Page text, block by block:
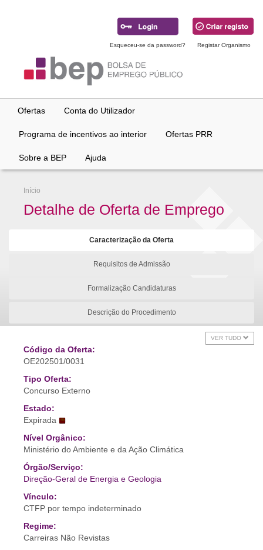
Esqueceu-se da password? Registar Organismo
Ofertas Conta do Utilizador
Programa de incentivos ao interior Ofertas PRR
Sobre a BEP Ajuda
Início
Detalhe de Oferta de Emprego
Caracterização da Oferta
Requisitos de Admissão
Formalização Candidaturas
Descrição do Procedimento
VER TUDO
Código da Oferta:
OE202501/0031
Tipo Oferta:
Concurso Externo
Estado:
Expirada
Nível Orgânico:
Ministério do Ambiente e da Ação Climática
Órgão/Serviço:
Direção-Geral de Energia e Geologia
Vínculo:
CTFP por tempo indeterminado
Regime:
Carreiras Não Revistas